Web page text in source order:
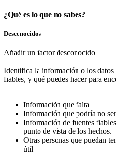
¿Qué es lo que no sabes?
Desconocidos
Añadir un factor desconocido
Identifica la información o los datos
fiables, y qué puedes hacer para
Información que falta
Información que podría no
Información de fuentes
punto de vista de los hechos.
Otras personas que puedan
útil